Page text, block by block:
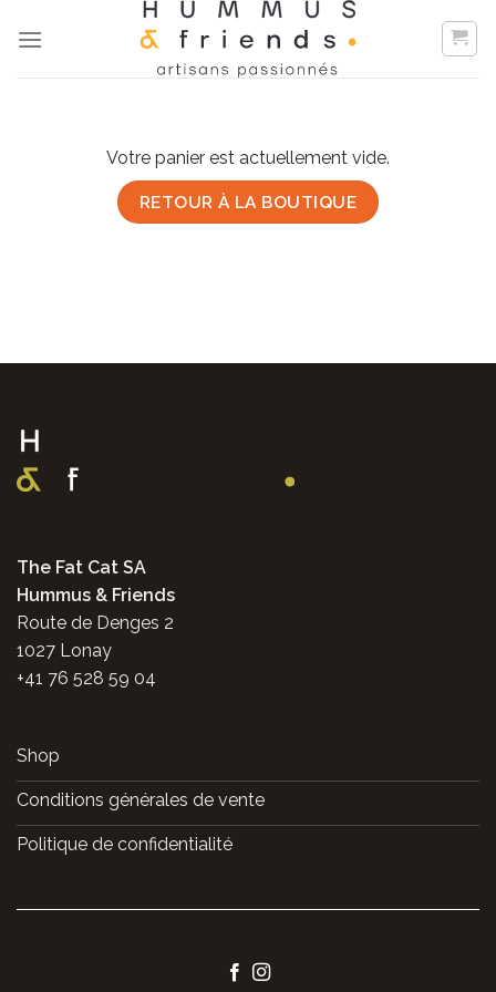
Votre panier est actuellement vide.
RETOUR À LA BOUTIQUE
The Fat Cat SA
Hummus & Friends
Route de Denges 2
1027 Lonay
+41 76 528 59 04
Shop
Conditions générales de vente
Politique de confidentialité